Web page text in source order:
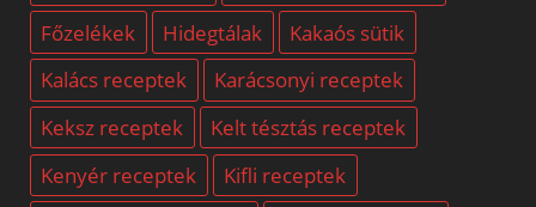
Főzelékek
Hidegtálak
Kakaós sütik
Kalács receptek
Karácsonyi receptek
Keksz receptek
Kelt tésztás receptek
Kenyér receptek
Kifli receptek